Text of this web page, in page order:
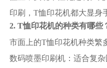
印刷，T恤印花机都大显身
2. T恤印花机的种类有哪些
市面上的T恤印花机种类繁
数码喷墨印刷机：适合复杂